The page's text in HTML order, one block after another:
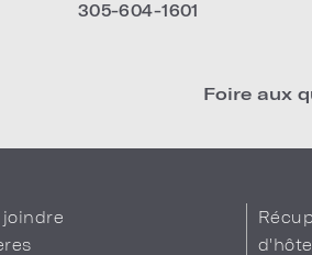
305-604-1601
Foire aux
joindre